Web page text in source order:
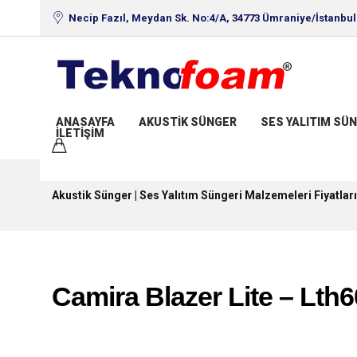
Necip Fazıl, Meydan Sk. No:4/A, 34773 Ümraniye/İstanbul
ANASAYFA AKUSTIK SÜNGER SES YALITIM
İLETIŞIM
Akustik Sünger | Ses Yalıtım Süngeri Malzemeleri Fiyatları
Camira Blazer Lite –